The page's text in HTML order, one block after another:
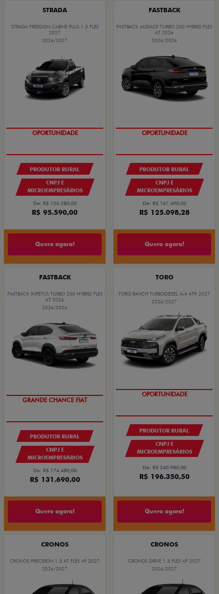
STRADA
STRADA FREEDOM CABINE PLUS 1.3 FLEX
2027
2026/2027
GRANDE CHANCE FIAT
PRODUTOR RURAL
CNPJ E
MICROEMPRESÁRIOS
De: R$ 126.280,00
R$ 95.590,00
Quero agora!
FASTBACK
FASTBACK AUDACE TURBO 200 HYBRID FLEX
AT 2026
2026/2026
GRANDE CHANCE FIAT
PRODUTOR RURAL
CNPJ E
MICROEMPRESÁRIOS
De: R$ 167.490,00
R$ 125.098,28
Quero agora!
FASTBACK
FASTBACK IMPETUS TURBO 200 HYBRID FLEX
AT 2026
2026/2026
OPORTUNIDADE
PRODUTOR RURAL
CNPJ E
MICROEMPRESÁRIOS
De: R$ 174.480,00
R$ 131.690,00
Quero agora!
TORO
TORO RANCH TURBODIESEL 4x4 AT9 2027
2026/2027
GRANDE CHANCE FIAT
PRODUTOR RURAL
CNPJ E
MICROEMPRESÁRIOS
De: R$ 240.980,00
R$ 196.350,50
Quero agora!
CRONOS
CRONOS PRECISION 1.3 AT FLEX 4P 2027
2026/2027
CRONOS
CRONOS DRIVE 1.3 FLEX 4P 2027
2026/2027